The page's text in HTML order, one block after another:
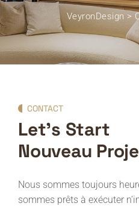
VeyronDesign >
CONTACT
Let's Start
Nouveau
Nous sommes toujours
sommes prêts à exécuter